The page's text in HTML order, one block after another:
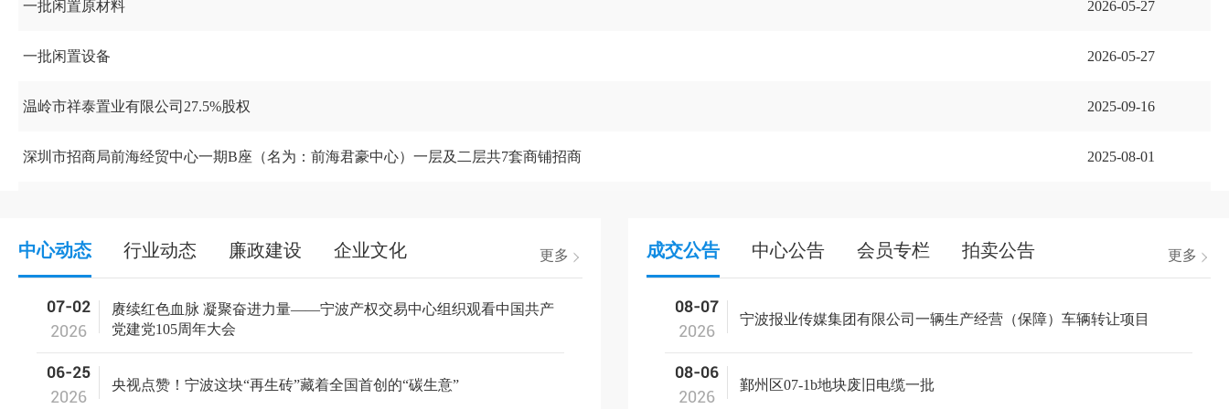
一批闲置原材料 2026-05-27
一批闲置设备 2026-05-27
温岭市祥泰置业有限公司27.5%股权 2025-09-16
深圳市招商局前海经贸中心一期B座（名为：前海君豪中心）一层及二层共7套商铺招商 2025-08-01
中心动态 行业动态 廉政建设 企业文化 更多
07-02
2026
赓续红色血脉 凝聚奋进力量——宁波产权交易中心组织观看中国共产
党建党105周年大会
06-25
2026
央视点赞！宁波这块“再生砖”藏着全国首创的“碳生意”
新质生产力要素资源交易创新发展系列活动暨企业阳光采购培训班在
宁波举办
融入全国统一大市场是产权市场发展必由之路
2025
成交公告 中心公告 会员专栏 拍卖公告 更多
08-07
2026
宁波报业传媒集团有限公司一辆生产经营（保障）车辆转让项目
08-06
2026
鄞州区07-1b地块废旧电缆一批